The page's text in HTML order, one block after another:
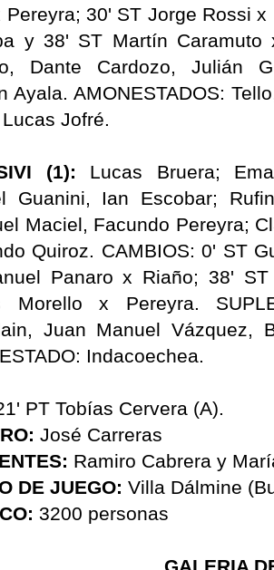
Pereyra; 30' ST Jorge Rossi
y 38' ST Martín Caramuto
Dante Cardozo, Julián
Ayala. AMONESTADOS:
Jofré.
(1): Lucas Bruera;
Guanini, Ian Escobar;
Maciel, Facundo Pereyra;
Quiroz. CAMBIOS: 0' ST
Panaro x Riaño; 38'
Morello x Pereyra.
Juan Manuel Vázquez,
Indacoechea.
PT Tobías Cervera (A).
José Carreras
Ramiro Cabrera y
DE JUEGO: Villa Dálmine
3200 personas